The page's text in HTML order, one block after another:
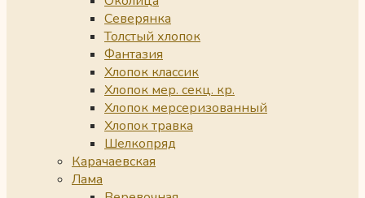
Северянка
Толстый хлопок
Фантазия
Хлопок классик
Хлопок мер. секц. кр.
Хлопок мерсеризованный
Хлопок травка
Шелкопряд
Карачаевская
Лама